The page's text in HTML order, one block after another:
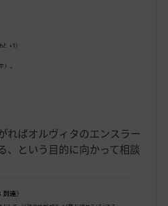
ればオルヴィタのエンスラー
、という目的に向かって相談